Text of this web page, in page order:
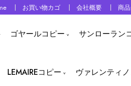
お買い物カゴ 会社概要 商
ゴヤールコピー サンローラン
LEMAIREコピー ヴァレンティ